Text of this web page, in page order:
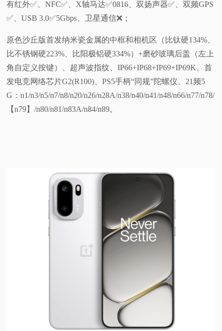
有红外✅️、NFC✅️、X轴马达✅️0816、双扬声器✅️、双频GPS
✅️、USB 3.0✅️5Gbps、卫星通信❌️；
原色沙丘版首发纳米瓷金属的中框和相机区（比钛硬134%、
比不锈钢硬223%、比阳极铝硬334%）+磨砂玻璃后盖（左上
角自定义按键）、超声波指纹、IP66+IP68+IP69+IP69K、首
发电竞网络芯片G2(R100)、PS5手柄“同规”陀螺仪、21频5
G：n1/n3/n5/n7/n8/n20/n26/n28A/n38/n40/n41/n48/n66/n77/n78/
【n79】/n80/n81/n83A/n84/n89。